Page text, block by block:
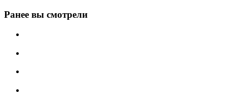
Ранее вы смотрели